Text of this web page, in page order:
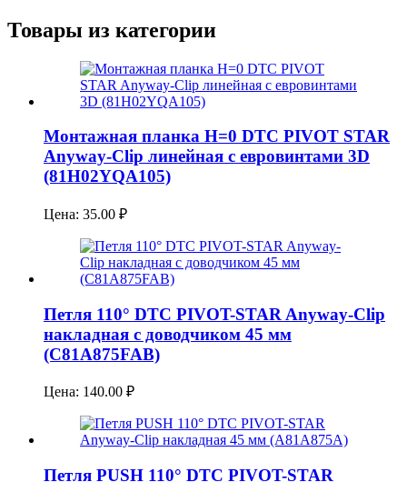
Товары из категории
Монтажная планка H=0 DTC PIVOT STAR
Anyway-Clip линейная с евровинтами 3D
(81H02YQA105)
Цена: 35.00 ₽
Петля 110° DTC PIVOT-STAR Anyway-Clip
накладная с доводчиком 45 мм
(C81A875FAB)
Цена: 140.00 ₽
Петля PUSH 110° DTC PIVOT-STAR